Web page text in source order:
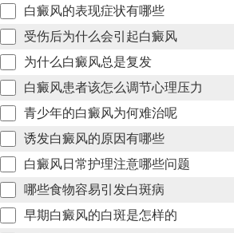
白癜风的表现症状有哪些
受伤后为什么会引起白癜风
为什么白癜风总是复发
白癜风患者该怎么调节心理压力
青少年的白癜风为何难治呢
诱发白癜风的原因有哪些
白癜风日常护理注意哪些问题
哪些食物容易引发白斑病
早期白癜风的白斑是怎样的